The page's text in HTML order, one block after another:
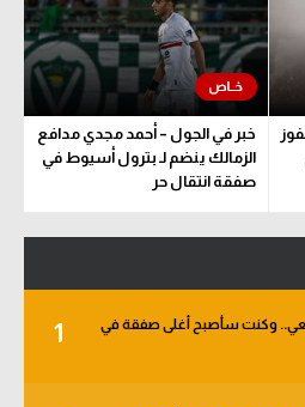
خبر في الجول – أحمد مجدي مدافع
الزمالك ينضم لـ بترول أسيوط في
صفقة انتقال حر
1
معي.. وكنت سأصبح أغلى صفقة في